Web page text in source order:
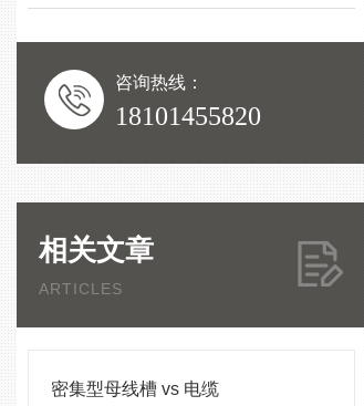
咨询热线：
18101455820
相关文章
ARTICLES
密集型母线槽 vs 电缆